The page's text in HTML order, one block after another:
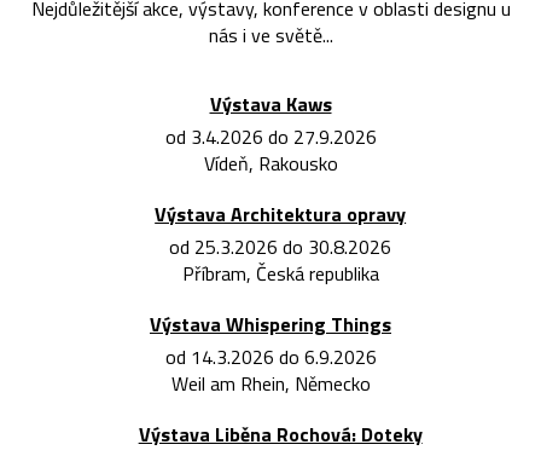
Nejdůležitější akce, výstavy, konference v oblasti designu u
nás i ve světě...
Výstava Kaws
od 3.4.2026 do 27.9.2026
Vídeň, Rakousko
Výstava Architektura opravy
od 25.3.2026 do 30.8.2026
Příbram, Česká republika
Výstava Whispering Things
od 14.3.2026 do 6.9.2026
Weil am Rhein, Německo
Výstava Liběna Rochová: Doteky